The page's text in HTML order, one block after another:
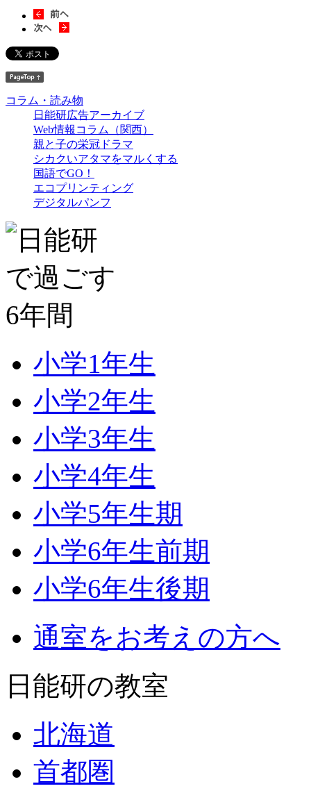
コラム・読み物
日能研広告アーカイブ
Web情報コラム（関西）
親と子の栄冠ドラマ
シカクいアタマをマルくする
国語でGO！
エコプリンティング
デジタルパンフ
小学1年生
小学2年生
小学3年生
小学4年生
小学5年生期
小学6年生前期
小学6年生後期
通室をお考えの方へ
日能研の教室
北海道
首都圏